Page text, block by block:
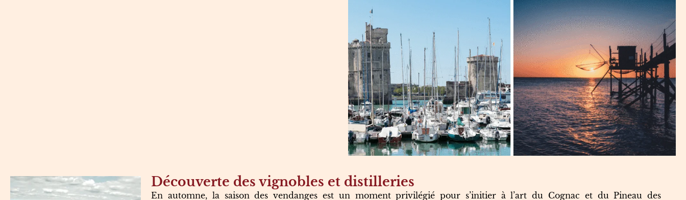
Découverte des vignobles et distilleries
En automne, la saison des vendanges est un moment privilégié pour s’initier à l’art du Cognac et du Pineau des